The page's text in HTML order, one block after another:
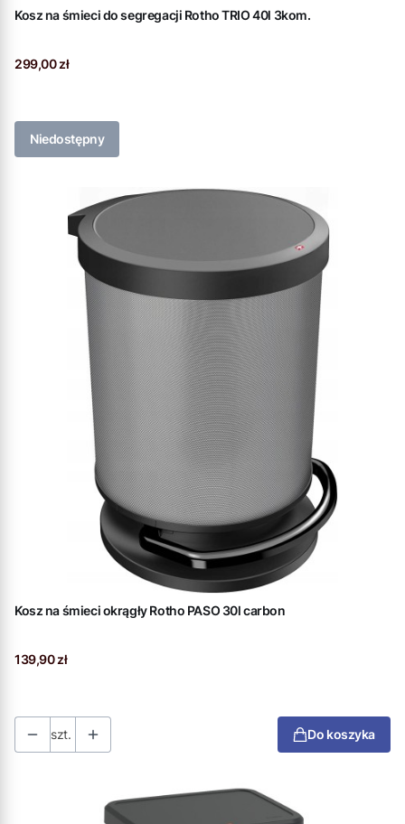
Kosz na śmieci do segregacji Rotho TRIO 40l 3kom.
Cena
299,00 zł
Niedostępny
Kosz na śmieci okrągły Rotho PASO 30l carbon
Cena
139,90 zł
szt. Do koszyka